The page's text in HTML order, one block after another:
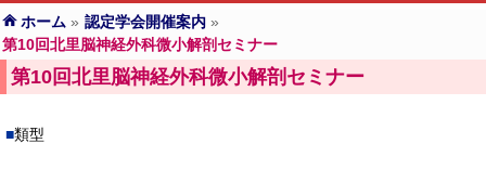
ホーム » 認定学会開催案内 »
第10回北里脳神経外科微小解剖セミナー
第10回北里脳神経外科微小解剖セミナー
類型